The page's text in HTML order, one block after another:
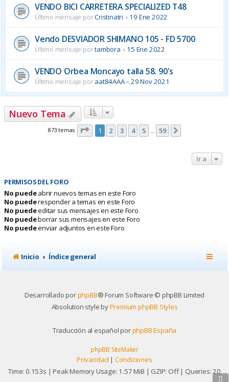
VENDO BICI CARRETERA SPECIALIZED T48
Último mensaje porCristinatri « 19 Ene 2022
Vendo DESVIADOR SHIMANO 105 - FD 5700
Último mensaje portambora « 15 Ene 2022
VENDO Orbea Moncayo talla 58. 90's
Último mensaje poraat84AAA«29 Nov 2021
Nuevo Tema
873 temas Página de 59
1 2 3 4 5 … 59
Ir a
PERMISOS DEL FORO
No puedeabrir nuevos temas en este Foro
No puederesponder a temas en este Foro
No puedeeditar sus mensajes en este Foro
No puedeborrar sus mensajes en este Foro
No puedeenviar adjuntos en este Foro
Inicio Índice general
Desarrollado porphpBB® Forum Software © phpBB Limited
Absolution style byPremium phpBB Styles
Traducción al español porphpBB España
phpBB SiteMaker
Privacidad | Condiciones
Time: 0.153s | Peak Memory Usage: 1.57 MiB | GZIP: Off | Queries: 20